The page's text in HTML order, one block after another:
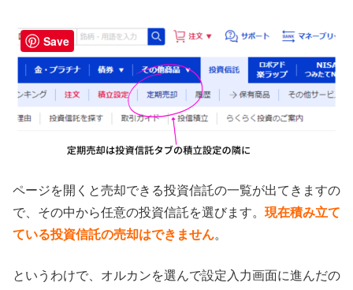
ページを開くと売却できる投資信託の一覧が出てきますの
で、その中から任意の投資信託を選びます。 現在積み立て
ている投資信託の売却はできません。
というわけで、オルカンを選んで設定入力画面に進んだの
Save